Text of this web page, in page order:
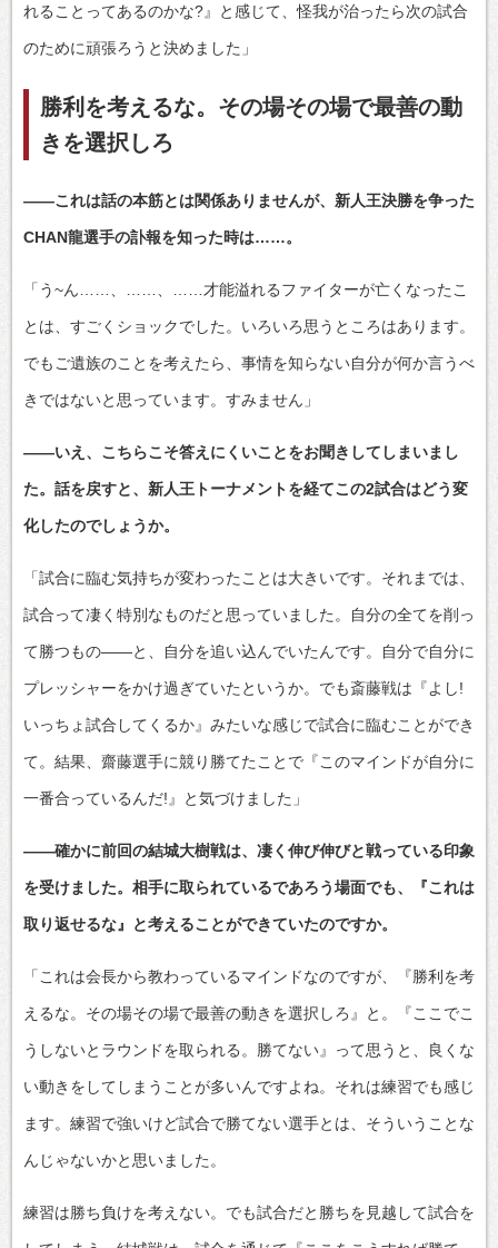
れることってあるのかな?』と感じて、怪我が治ったら次の試合
のために頑張ろうと決めました」
勝利を考えるな。その場その場で最善の動
きを選択しろ
――これは話の本筋とは関係ありませんが、新人王決勝を争った
CHAN龍選手の訃報を知った時は……。
「う~ん……、……、……才能溢れるファイターが亡くなったこ
とは、すごくショックでした。いろいろ思うところはあります。
でもご遺族のことを考えたら、事情を知らない自分が何か言うべ
きではないと思っています。すみません」
――いえ、こちらこそ答えにくいことをお聞きしてしまいまし
た。話を戻すと、新人王トーナメントを経てこの2試合はどう変
化したのでしょうか。
「試合に臨む気持ちが変わったことは大きいです。それまでは、
試合って凄く特別なものだと思っていました。自分の全てを削っ
て勝つもの――と、自分を追い込んでいたんです。自分で自分に
プレッシャーをかけ過ぎていたというか。でも斎藤戦は『よし!
いっちょ試合してくるか』みたいな感じで試合に臨むことができ
て。結果、齋藤選手に競り勝てたことで『このマインドが自分に
一番合っているんだ!』と気づけました」
――確かに前回の結城大樹戦は、凄く伸び伸びと戦っている印象
を受けました。相手に取られているであろう場面でも、『これは
取り返せるな』と考えることができていたのですか。
「これは会長から教わっているマインドなのですが、『勝利を考
えるな。その場その場で最善の動きを選択しろ』と。『ここでこ
うしないとラウンドを取られる。勝てない』って思うと、良くな
い動きをしてしまうことが多いんですよね。それは練習でも感じ
ます。練習で強いけど試合で勝てない選手とは、そういうことな
んじゃないかと思いました。
練習は勝ち負けを考えない。でも試合だと勝ちを見越して試合を